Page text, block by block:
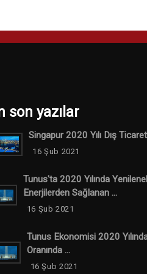
son yazılar
Singapur 2020 Yılı Dış
16 Şub 2021
Tunus'ta 2020 Yılında
Enerjilerden Sağlanan ...
16 Şub 2021
Tunus Ekonomisi 2020
Oranında ...
16 Şub 2021